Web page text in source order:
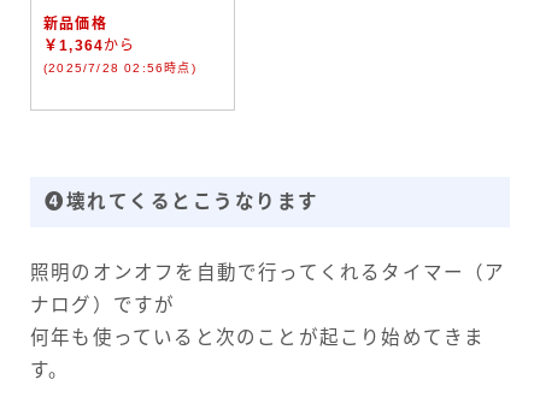
新品価格
￥1,364から
(2025/7/28 02:56時点)
❹壊れてくるとこうなります
照明のオンオフを自動で行ってくれるタイマー（ア
ナログ）ですが
何年も使っていると次のことが起こり始めてきま
す。